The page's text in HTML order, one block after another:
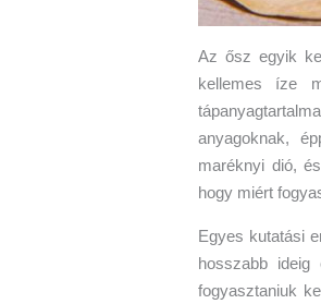
Az ősz egyik
kellemes íze
anyagoknak,
maréknyi dió,
hogy miért
Egyes kutatási
hosszabb
fogyasztaniuk